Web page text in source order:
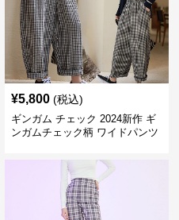
¥5,800 (税込)
ギンガム チェック 2024新作 ギ
ンガムチェック柄 ワイドパンツ